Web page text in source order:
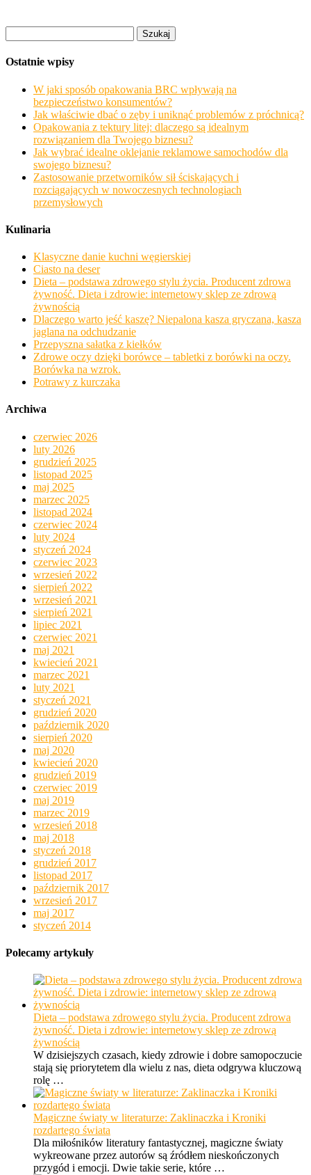
Ostatnie wpisy
W jaki sposób opakowania BRC wpływają na
bezpieczeństwo konsumentów?
Jak właściwie dbać o zęby i uniknąć problemów z próchnicą?
Opakowania z tektury litej: dlaczego są idealnym
rozwiązaniem dla Twojego biznesu?
Jak wybrać idealne oklejanie reklamowe samochodów dla
swojego biznesu?
Zastosowanie przetworników sił ściskających i
rozciągających w nowoczesnych technologiach
przemysłowych
Kulinaria
Klasyczne danie kuchni węgierskiej
Ciasto na deser
Dieta – podstawa zdrowego stylu życia. Producent zdrowa
żywność. Dieta i zdrowie: internetowy sklep ze zdrową
żywnością
Dlaczego warto jeść kaszę? Niepalona kasza gryczana, kasza
jaglana na odchudzanie
Przepyszna sałatka z kiełków
Zdrowe oczy dzięki borówce – tabletki z borówki na oczy.
Borówka na wzrok.
Potrawy z kurczaka
Archiwa
czerwiec 2026
luty 2026
grudzień 2025
listopad 2025
maj 2025
marzec 2025
listopad 2024
czerwiec 2024
luty 2024
styczeń 2024
czerwiec 2023
wrzesień 2022
sierpień 2022
wrzesień 2021
sierpień 2021
lipiec 2021
czerwiec 2021
maj 2021
kwiecień 2021
marzec 2021
luty 2021
styczeń 2021
grudzień 2020
październik 2020
sierpień 2020
maj 2020
kwiecień 2020
grudzień 2019
czerwiec 2019
maj 2019
marzec 2019
wrzesień 2018
maj 2018
styczeń 2018
grudzień 2017
listopad 2017
październik 2017
wrzesień 2017
maj 2017
styczeń 2014
Polecamy artykuły
Dieta – podstawa zdrowego stylu życia. Producent zdrowa
żywność. Dieta i zdrowie: internetowy sklep ze zdrową
żywnością
W dzisiejszych czasach, kiedy zdrowie i dobre samopoczucie
stają się priorytetem dla wielu z nas, dieta odgrywa kluczową
rolę …
Magiczne światy w literaturze: Zaklinaczka i Kroniki
rozdartego świata
Dla miłośników literatury fantastycznej, magiczne światy
wykreowane przez autorów są źródłem nieskończonych
przygód i emocji. Dwie takie serie, które …